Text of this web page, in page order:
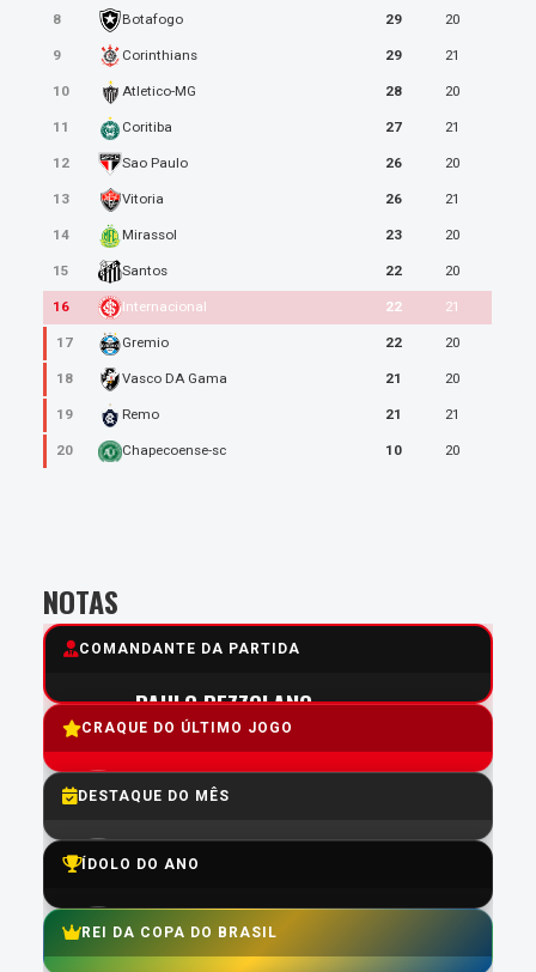
8 Botafogo 29 20
9 Corinthians 29 21
10 Atletico-MG 28 20
11 Coritiba 27 21
12 Sao Paulo 26 20
13 Vitoria 26 21
14 Mirassol 23 20
15 Santos 22 20
16 Internacional 22 21
17 Gremio 22 20
18 Vasco DA Gama 21 20
19 Remo 21 21
20 Chapecoense-sc 10 20
NOTAS
COMANDANTE DA PARTIDA
PAULO PEZZOLANO
Média do Último jogo:
Média do Ano: 4.8
CRAQUE DO ÚLTIMO JOGO
GABRIEL MERCADO
DESTAQUE DO MÊS
GABRIEL MERCADO
ÍDOLO DO ANO
MATHEUS CUNHA
Média: 6.7
REI DA COPA DO BRASIL